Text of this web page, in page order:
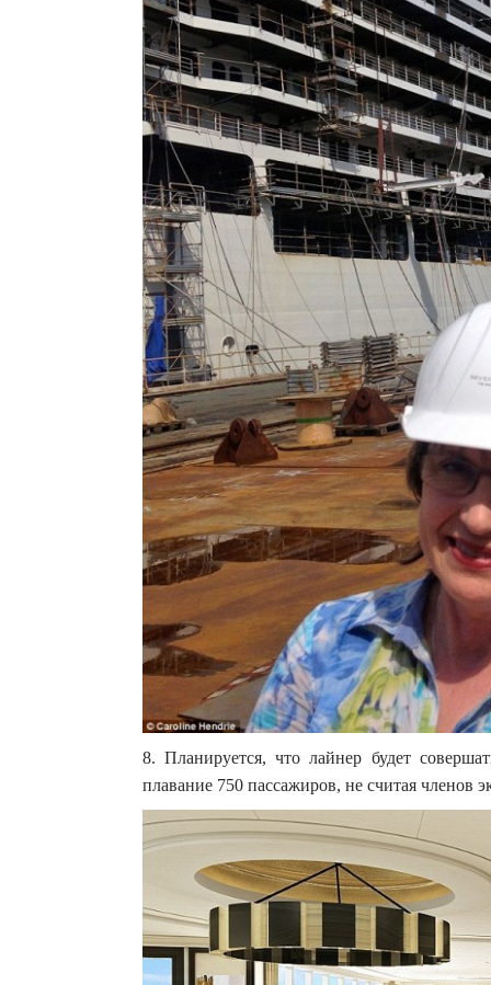
8. Планируется, что лайнер будет
плавание 750 пассажиров, не считая членов